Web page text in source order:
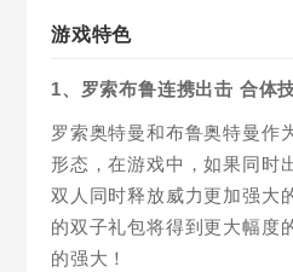
游戏特色
1、罗索布鲁连携出击 合体
罗索奥特曼和布鲁奥特曼作
形态，在游戏中，如果同时
双人同时释放威力更加强大
的双子礼包将得到更大幅度
的强大！